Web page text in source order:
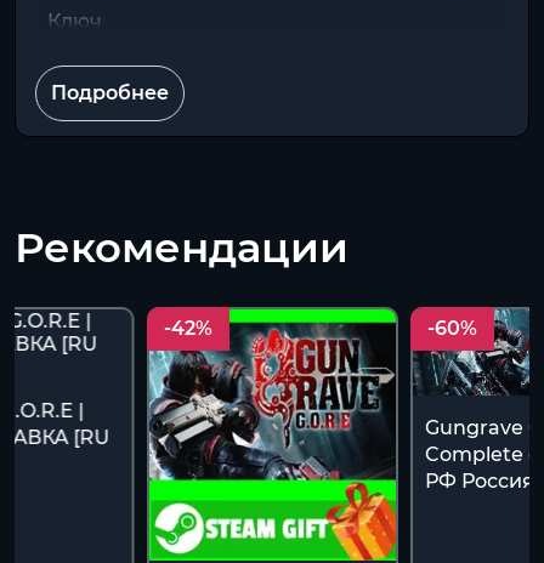
Ключ
Подробнее
Рекомендации
|
[RU
-42% -60%
Gungrave
Complete
РФ Россия